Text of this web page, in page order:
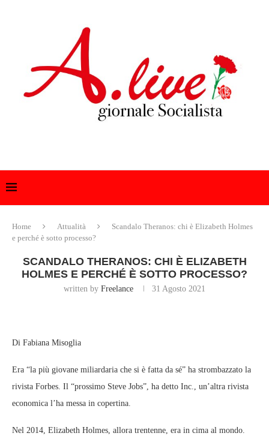
Home Attualità
Scandalo Theranos: chi è Elizabeth Holmes
e perché è sotto processo?
SCANDALO THERANOS: CHI È ELIZABETH
HOLMES E PERCHÉ È SOTTO PROCESSO?
written by Freelance 31 Agosto 2021
Di Fabiana Misoglia
Era “la più giovane miliardaria che si è fatta da sé” ha strombazzato la
rivista Forbes. Il “prossimo Steve Jobs”, ha detto Inc., un’altra rivista
economica l’ha messa in copertina.
Nel 2014, Elizabeth Holmes, allora trentenne, era in cima al mondo.